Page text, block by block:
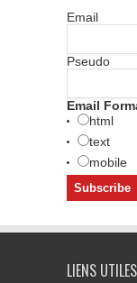
Email
Pseudo
Email
html
text
mobile
LIENS UTILES